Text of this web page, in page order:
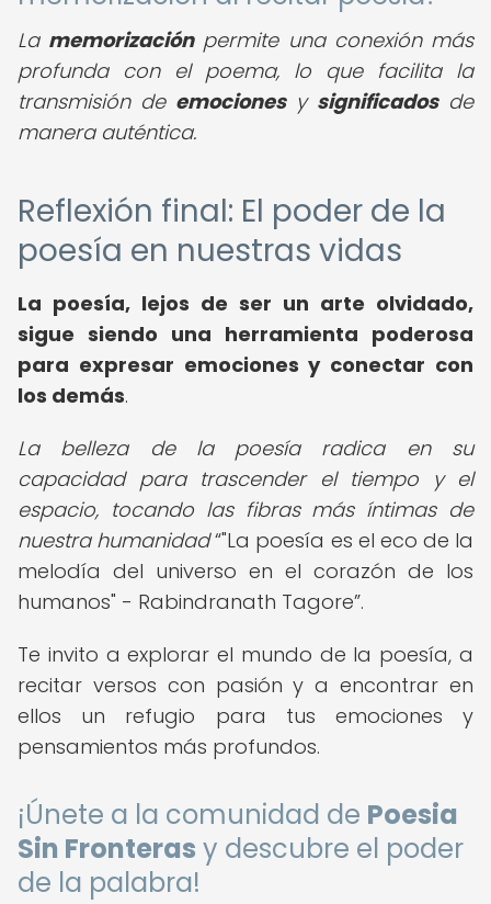
La memorizaciónpermite una conexión más
profunda con el poema, lo que facilita la
transmisión de emocionesy significadosde
manera auténtica.
Reflexión final: El poder de la
poesía en nuestras vidas
La poesía, lejos de ser un arte olvidado,
sigue siendo una herramienta poderosa
para expresar emociones y conectar con
los demás.
La belleza de la poesía radica en su
capacidad para trascender el tiempo y el
espacio, tocando las fibras más íntimas de
nuestra humanidad "La poesía es el eco de la
melodía del universo en el corazón de los
humanos" - Rabindranath Tagore .
Te invito a explorar el mundo de la poesía, a
recitar versos con pasión y a encontrar en
ellos un refugio para tus emociones y
pensamientos más profundos.
¡Únete a la comunidad de Poesia
Sin Fronteras y descubre el poder
de la palabra!